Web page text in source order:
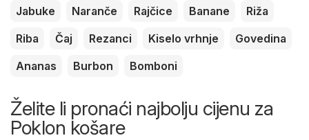
Jabuke
Naranče Rajčice Banane
Riža
Riba
Čaj Rezanci Kiselo vrhnje
Govedina
Ananas
Burbon Bomboni
Želite li pronaći najbolju cijenu za
Poklon košare